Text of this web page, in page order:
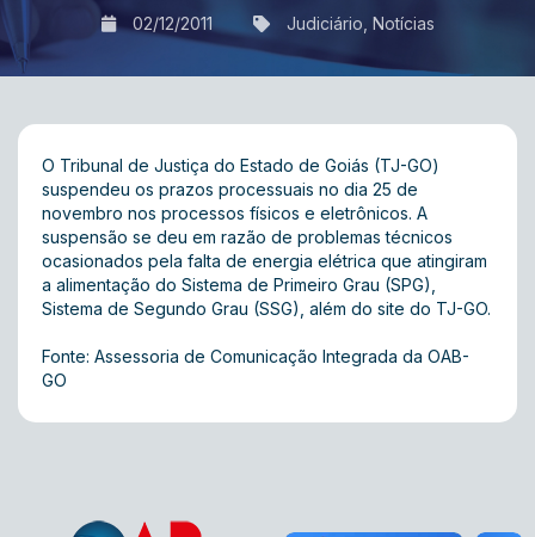
02/12/2011 Judiciário Notícias
O Tribunal de Justiça do Estado de Goiás (TJ-GO)
suspendeu os prazos processuais no dia 25 de
novembro nos processos físicos e eletrônicos. A
suspensão se deu em razão de problemas técnicos
ocasionados pela falta de energia elétrica que atingiram
a alimentação do Sistema de Primeiro Grau (SPG),
Sistema de Segundo Grau (SSG), além do site do TJ-GO.
Fonte: Assessoria de Comunicação Integrada da OAB-
GO